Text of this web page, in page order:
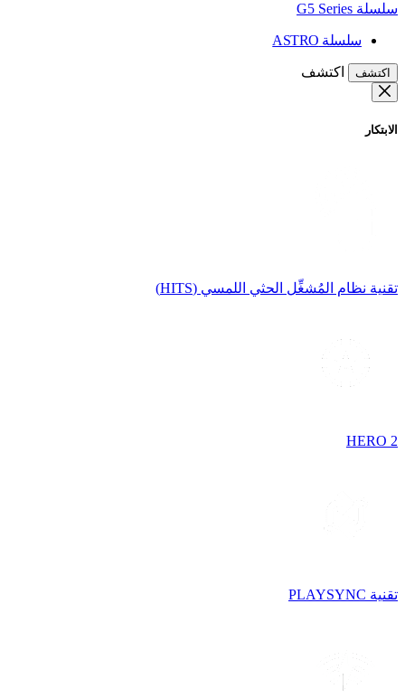
سلسلة G5 Series
سلسلة ASTRO
اكتشف اكتشف
الابتكار
تقنية نظام المُشغِّل الحثي اللمسي (HITS)
HERO 2
تقنية PLAYSYNC